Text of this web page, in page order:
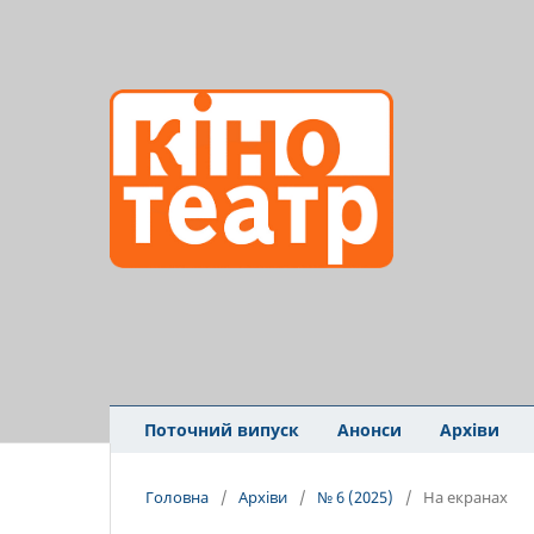
Поточний випуск Анонси Архіви
Головна / Архіви / № 6 (2025) / На екранах